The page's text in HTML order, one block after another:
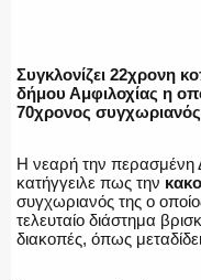
ΛΙΜΕΝΙΚΟ
Συγκλονίζει 22χρονη
δήμου Αμφιλοχίας η
70χρονος
Η νεαρή την περασμένη
κατήγγειλε πως την
συγχωριανός της ο
τελευταίο διάστημα
διακοπές, όπως